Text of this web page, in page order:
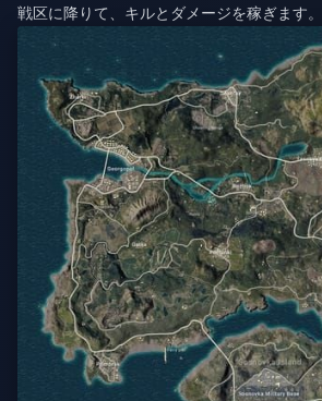
戦区に降りて、キルとダメージを稼ぎます。